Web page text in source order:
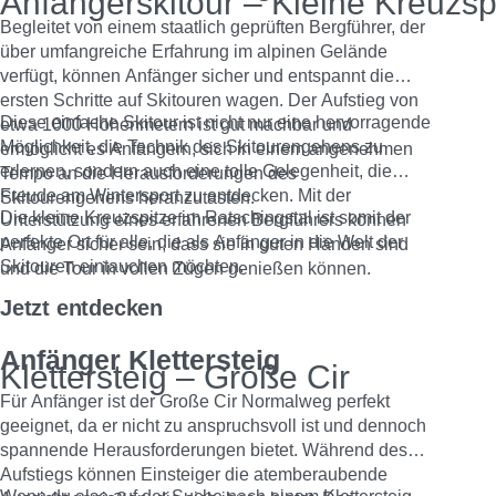
Begleitet von einem staatlich geprüften Bergführer, der
über umfangreiche Erfahrung im alpinen Gelände
verfügt, können Anfänger sicher und entspannt die
ersten Schritte auf Skitouren wagen. Der Aufstieg von
etwa 1000 Höhenmetern ist gut machbar und
ermöglicht es Anfängern, sich in einem angenehmen
Tempo an die Herausforderungen des
Skitourengehens heranzutasten.
Diese einfache Skitour ist nicht nur eine hervorragende
Möglichkeit, die Technik des Skitourengehens zu
erlernen, sondern auch eine tolle Gelegenheit, die
Freude am Wintersport zu entdecken. Mit der
Unterstützung eines erfahrenen Bergführers können
Anfänger sicher sein, dass sie in guten Händen sind
und die Tour in vollen Zügen genießen können.
Die kleine Kreuzspitze im Ratschingstal ist somit der
perfekte Ort für alle, die als Anfänger in die Welt der
Skitouren eintauchen möchten.
Jetzt entdecken
Anfänger Klettersteig
Klettersteig – Große Cir
Für Anfänger ist der Große Cir Normalweg perfekt
geeignet, da er nicht zu anspruchsvoll ist und dennoch
spannende Herausforderungen bietet. Während des
Aufstiegs können Einsteiger die atemberaubende